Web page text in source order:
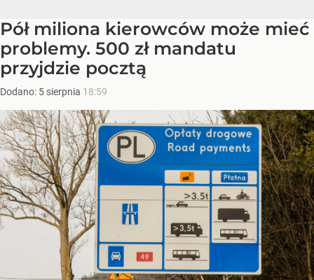
Pół miliona kierowców może mieć
problemy. 500 zł mandatu
przyjdzie pocztą
Dodano: 5 sierpnia 18:59